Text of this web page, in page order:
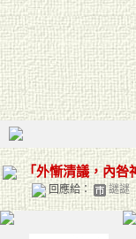
「外慚清議，內咎
回應給： 謎謎